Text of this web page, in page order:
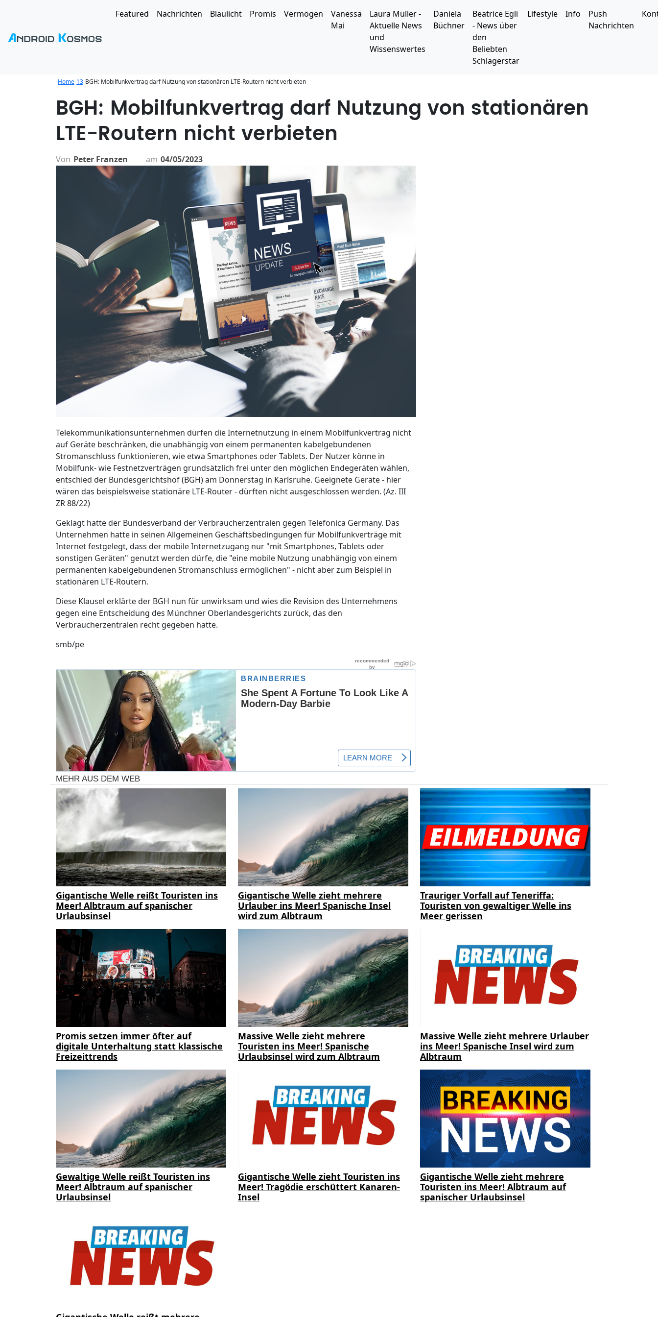
Featured Nachrichten Blaulicht Promis Vermögen
Vanessa
Mai
Laura Müller -
Aktuelle News
und
Wissenswertes
Daniela
Büchner
Beatrice Egli
- News über
den
Beliebten
Schlagerstar
Lifestyle Info
Push
Nachrichten
Home 13 BGH: Mobilfunkvertrag darf Nutzung von stationären LTE-Routern nicht verbieten
BGH: Mobilfunkvertrag darf Nutzung von stationären
LTE-Routern nicht verbieten
Von Peter Franzen am 04/05/2023
Telekommunikationsunternehmen dürfen die Internetnutzung in einem Mobilfunkvertrag nicht
auf Geräte beschränken, die unabhängig von einem permanenten kabelgebundenen
Stromanschluss funktionieren, wie etwa Smartphones oder Tablets. Der Nutzer könne in
Mobilfunk- wie Festnetzverträgen grundsätzlich frei unter den möglichen Endegeräten wählen,
entschied der Bundesgerichtshof (BGH) am Donnerstag in Karlsruhe. Geeignete Geräte - hier
wären das beispielsweise stationäre LTE-Router - dürften nicht ausgeschlossen werden. (Az. III
ZR 88/22)
Geklagt hatte der Bundesverband der Verbraucherzentralen gegen Telefonica Germany. Das
Unternehmen hatte in seinen Allgemeinen Geschäftsbedingungen für Mobilfunkverträge mit
Internet festgelegt, dass der mobile Internetzugang nur "mit Smartphones, Tablets oder
sonstigen Geräten" genutzt werden dürfe, die "eine mobile Nutzung unabhängig von einem
permanenten kabelgebundenen Stromanschluss ermöglichen" - nicht aber zum Beispiel in
stationären LTE-Routern.
Diese Klausel erklärte der BGH nun für unwirksam und wies die Revision des Unternehmens
gegen eine Entscheidung des Münchner Oberlandesgerichts zurück, das den
Verbraucherzentralen recht gegeben hatte.
smb/pe
MEHR AUS DEM WEB
Gigantische Welle reißt Touristen ins
Meer! Albtraum auf spanischer
Urlaubsinsel
Gigantische Welle zieht mehrere
Urlauber ins Meer! Spanische Insel
wird zum Albtraum
Trauriger Vorfall auf Teneriffa:
Touristen von gewaltiger Welle ins
Meer gerissen
Promis setzen immer öfter auf
digitale Unterhaltung statt klassische
Freizeittrends
Massive Welle zieht mehrere
Touristen ins Meer! Spanische
Urlaubsinsel wird zum Albtraum
Massive Welle zieht mehrere Urlauber
ins Meer! Spanische Insel wird zum
Albtraum
Gewaltige Welle reißt Touristen ins
Meer! Albtraum auf spanischer
Urlaubsinsel
Gigantische Welle zieht Touristen ins
Meer! Tragödie erschüttert Kanaren-
Insel
Gigantische Welle zieht mehrere
Touristen ins Meer! Albtraum auf
spanischer Urlaubsinsel